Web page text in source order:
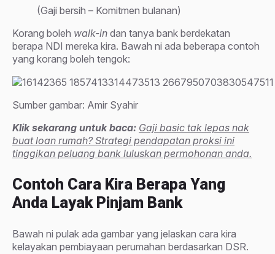
(Gaji bersih – Komitmen bulanan)
Korang boleh walk-in dan tanya bank berdekatan
berapa NDI mereka kira. Bawah ni ada beberapa contoh
yang korang boleh tengok:
Sumber gambar: Amir Syahir
Klik sekarang untuk baca: Gaji basic tak lepas nak
buat loan rumah? Strategi pendapatan proksi ini
tinggikan peluang bank luluskan permohonan anda.
Contoh Cara Kira Berapa Yang
Anda Layak Pinjam Bank
Bawah ni pulak ada gambar yang jelaskan cara kira
kelayakan pembiayaan perumahan berdasarkan DSR.